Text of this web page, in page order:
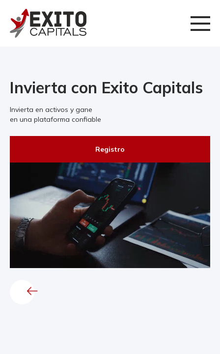
Invierta con Exito Capitals
Invierta en activos y gane
en una plataforma confiable
Registro